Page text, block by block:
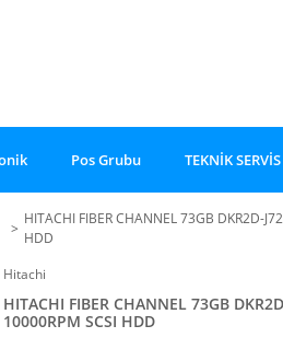
Pos Grubu TEKNİK SERVİS
HITACHI FIBER CHANNEL 73GB DKR2D-
HDD
Hitachi
HITACHI FIBER CHANNEL 73GB
10000RPM SCSI HDD